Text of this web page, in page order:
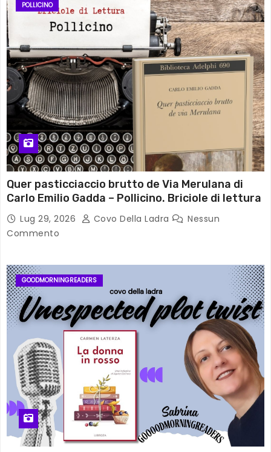
POLLICINO
Quer pasticciaccio brutto de Via Merulana di
Carlo Emilio Gadda – Pollicino. Briciole di lettura
Lug 29, 2026 Covo Della Ladra
Nessun
Commento
GOODMORNINGREADERS